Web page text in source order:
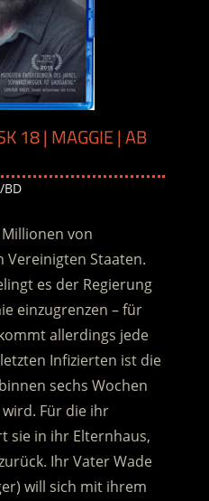
18 | MAGGIE | AB
BD
von
Vereinigten Staaten.
es der Regierung
einzugrenzen – für
allerdings jede
Infizierten ist die
sechs Wochen
Für die ihr
sie in ihr Elternhaus,
Ihr Vater Wade
will sich mit ihrem